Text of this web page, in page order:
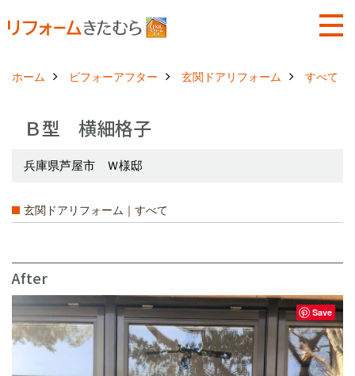
ホーム ビフォーアフター 玄関ドアリフォーム すべて
Ｂ型 横細格子
兵庫県芦屋市 Ｗ様邸
玄関ドアリフォーム｜すべて
After
Save